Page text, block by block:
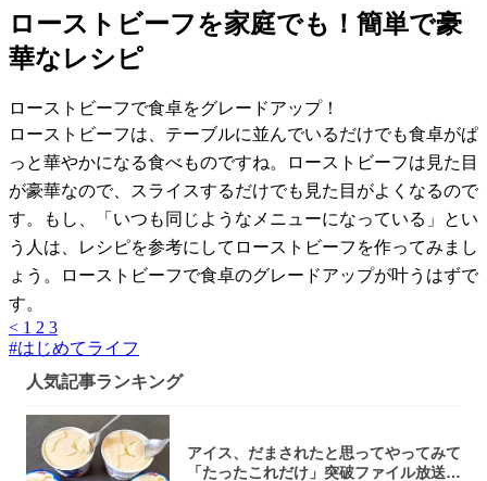
ローストビーフを家庭でも！簡単で豪
華なレシピ
ローストビーフで食卓をグレードアップ！
ローストビーフは、テーブルに並んでいるだけでも食卓がぱ
っと華やかになる食べものですね。ローストビーフは見た目
が豪華なので、スライスするだけでも見た目がよくなるので
す。もし、「いつも同じようなメニューになっている」とい
う人は、レシピを参考にしてローストビーフを作ってみまし
ょう。ローストビーフで食卓のグレードアップが叶うはずで
す。
< 1 2 3
#はじめてライフ
人気記事ランキング
アイス、だまされたと思ってやってみて
「たったこれだけ」突破ファイル放送で